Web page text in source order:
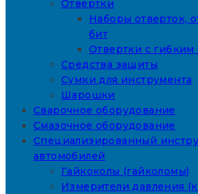
Отвертки
Наборы отверток,
бит
Отвертки с
Средства защиты
Сумки для инструмента
Шарошки
Сварочное оборудование
Смазочное оборудование
Специализированный
автомобилей
Гайкоколы (гайколомы)
Измерители давления